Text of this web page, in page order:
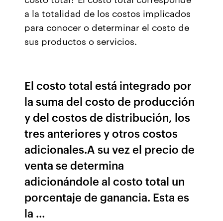
a la totalidad de los costos implicados
para conocer o determinar el costo de
sus productos o servicios.
El costo total está integrado por
la suma del costo de producción
y del costos de distribución, los
tres anteriores y otros costos
adicionales.A su vez el precio de
venta se determina
adicionándole al costo total un
porcentaje de ganancia. Esta es
la …